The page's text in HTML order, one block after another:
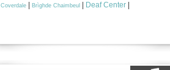
Coverdale
Brìghde Chaimbeul Deaf Center